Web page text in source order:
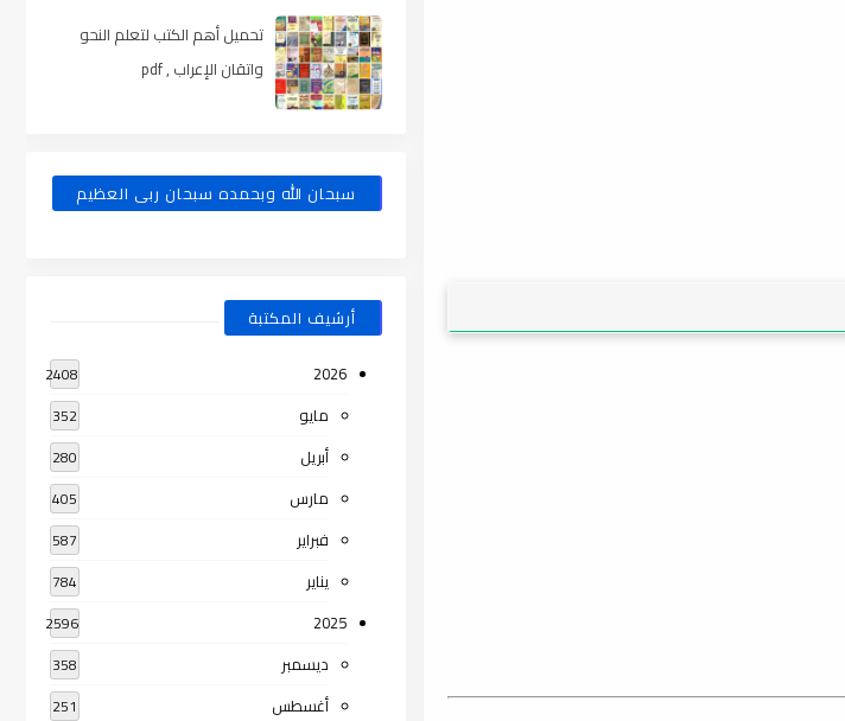
تحميل أهم الكتب لتعلم النحو
واتقان الإعراب , pdf
سبحان الله وبحمده سبحان ربى العظيم
أرشيف المكتبة
2026
2408
مايو 352
أبريل 280
مارس 405
فبراير 587
يناير 784
2025
2596
ديسمبر 358
أغسطس 251